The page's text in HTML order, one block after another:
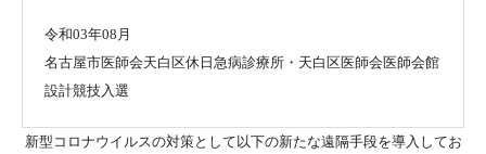
令和03年08月
名古屋市医師会天白区休日急病診療所・天白区医師会医師会館
設計競技入選
新型コロナウイルスの対策として以下の新たな遠隔手段を導入してお